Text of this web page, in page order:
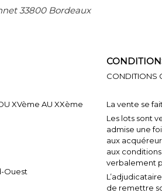
33800 Bordeaux
DU XVème AU XXème
Ouest
CONDITIONS
La vente se
Les lots sont
admise une
aux
aux
verbalement
de remettre